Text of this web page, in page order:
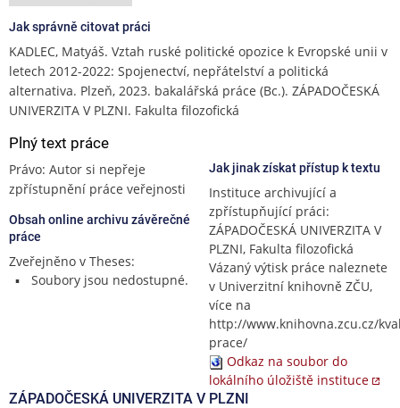
Jak správně citovat práci
KADLEC, Matyáš. Vztah ruské politické opozice k Evropské unii v
letech 2012-2022: Spojenectví, nepřátelství a politická
alternativa. Plzeň, 2023. bakalářská práce (Bc.). ZÁPADOČESKÁ
UNIVERZITA V PLZNI. Fakulta filozofická
Plný text práce
Právo: Autor si nepřeje
zpřístupnění práce veřejnosti
Obsah online archivu závěrečné
práce
Zveřejněno v Theses:
Soubory jsou nedostupné.
Jak jinak získat přístup k textu
Instituce archivující a
zpřístupňující práci:
ZÁPADOČESKÁ UNIVERZITA V
PLZNI, Fakulta filozofická
Vázaný výtisk práce naleznete
v Univerzitní knihovně ZČU,
více na
http://www.knihovna.zcu.cz/
prace/
Odkaz na soubor do
lokálního úložiště instituce
ZÁPADOČESKÁ UNIVERZITA V PLZNI